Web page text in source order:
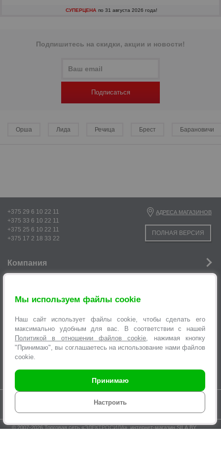
СУПЕРЦЕНА по 31 августа 2026 года!
Подпишитесь на скидки, акции и новости!
Подписаться
Орша Лида Речица Брест Барановичи
Мы используем файлы cookie
Наш сайт использует файлы cookie, чтобы сделать его
максимально удобным для вас. В соответствии с нашей
Политикой в отношении файлов cookie, нажимая кнопку
"Принимаю", вы соглашаетесь на использование нами файлов
cookie.
Настроить
Принимаю
+375 29 6 10 22 11
+375 33 6 10 22 11
+375 25 6 10 22 11
+375 17 2 18 33 22
АДРЕСА МАГАЗИНОВ
ПОЛНАЯ ВЕРСИЯ
Компания
Услуги
Оформление заявок
Время работы интернет-магазина с 9.00 до 21.00 без выходных
© 2007-2026 Торговая сеть «ЭЛЕКТРОСИЛА», интернет-магазин SILA.BY,